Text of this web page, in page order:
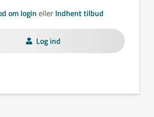
om login eller Indhent tilbud
Log ind